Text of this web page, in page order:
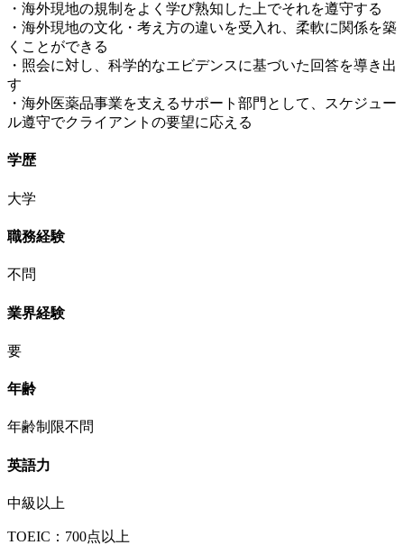
・海外現地の規制をよく学び熟知した上でそれを遵守する
・海外現地の文化・考え方の違いを受入れ、柔軟に関係を築
くことができる
・照会に対し、科学的なエビデンスに基づいた回答を導き出
す
・海外医薬品事業を支えるサポート部門として、スケジュー
ル遵守でクライアントの要望に応える
学歴
大学
職務経験
不問
業界経験
要
年齢
年齢制限不問
英語力
中級以上
TOEIC：700点以上